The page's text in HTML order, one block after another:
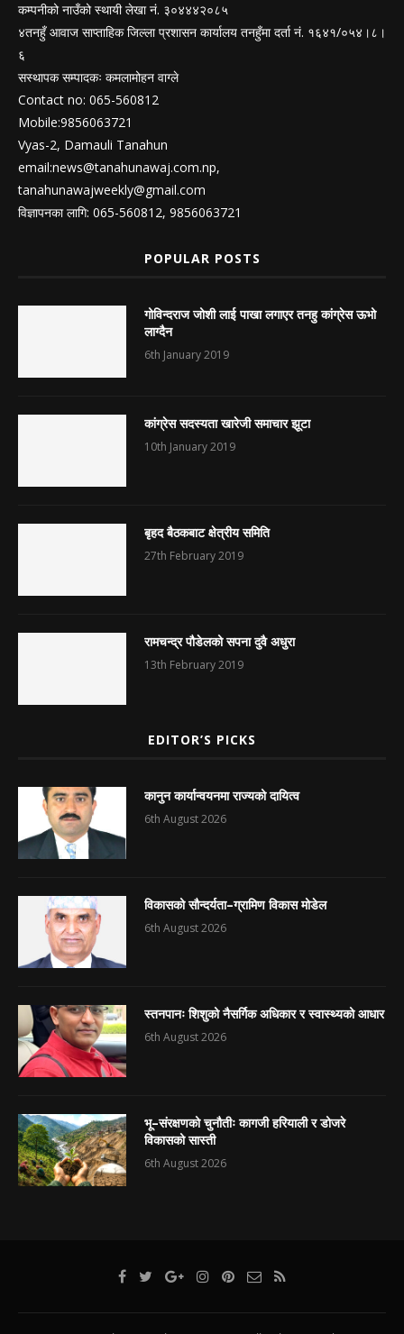
कम्पनीको नाउँको स्थायी लेखा नं. ३०४४४२०८५
४तनहुँ आवाज साप्ताहिक जिल्ला प्रशासन कार्यालय तनहुँमा दर्ता नं. १६४१/०५४।८।
६
सस्थापक सम्पादकः कमलामोहन वाग्ले
Contact no: 065-560812
Mobile:9856063721
Vyas-2, Damauli Tanahun
email:news@tanahunawaj.com.np,
tanahunawajweekly@gmail.com
विज्ञापनका लागि: 065-560812, 9856063721
POPULAR POSTS
गोविन्दराज जोशी लाई पाखा लगाएर तनहु कांग्रेस ऊभो
लाग्दैन
6th January 2019
कांग्रेस सदस्यता खारेजी समाचार झूटा
10th January 2019
बृहद बैठकबाट क्षेत्रीय समिति
27th February 2019
रामचन्द्र पौडेलको सपना दुवै अधुरा
13th February 2019
EDITOR’S PICKS
कानुन कार्यान्वयनमा राज्यको दायित्व
6th August 2026
विकासको सौन्दर्यता–ग्रामिण विकास मोडेल
6th August 2026
स्तनपानः शिशुको नैसर्गिक अधिकार र स्वास्थ्यको आधार
6th August 2026
भू–संरक्षणको चुनौतीः कागजी हरियाली र डोजरे
विकासको सास्ती
6th August 2026